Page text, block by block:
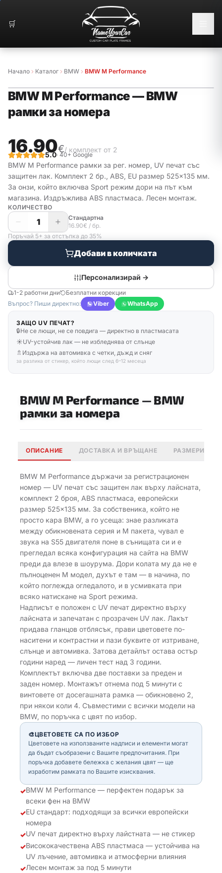
🛒
Начало Каталог BMW BMW M Performance
🔥 БЕСТСЕЛЪР
BMW M Performance—BMW
рамки за номера
16.90€/ комплект от 2
5.0· 40+ Google
BMW M Performance рамки за рег. номер, UV печат със
защитен лак. Комплект 2 бр., ABS, EU размер 525×135 мм.
За онзи, който включва Sport режим дори на път към
магазина. Издръжлива ABS пластмаса. Лесен монтаж.
КОЛИЧЕСТВО
1
Стандартна
16.90€ / бр.
Поръчай 5+ за отстъпка до 35%
Добави в количката
Персонализирай →
1-2 работни дни
Безплатни корекции
Въпрос? Пиши директно:
Viber WhatsApp
ЗАЩО UV ПЕЧАТ?
🔒Не се лющи, не се повдига — директно в пластмасата
☀️UV-устойчив лак — не избледнява от слънце
🚿 Издържа на автомивка с четки, дъжд и сняг
за разлика от стикер, който лющи след 6–12 месеца
BMW M Performance— BMW
рамки за номера
ОПИСАНИЕ ДОСТАВКА И ВРЪЩАНЕ РАЗМЕРИ
BMW M Performance държачи за регистрационен
номер — UV печат със защитен лак върху лайсната,
комплект 2 броя, ABS пластмаса, европейски
размер 525×135 мм. За собственика, който не
просто кара BMW, а го усеща: знае разликата
между обикновената серия и M пакета, чувал е
звука на S55 двигателя поне в сънищата си и е
прегледал всяка конфигурация на сайта на BMW
преди да влезе в шоурума. Дори колата му да не е
пълноценен M модел, духът е там — в начина, по
който поглежда огледалото, и в усмивката при
всяко натискане на Sport режима.
Надписът е положен с UV печат директно върху
лайсната и запечатан с прозрачен UV лак. Лакът
придава гланцов отблясък, прави цветовете по-
наситени и контрастни и пази буквите от изтриване,
слънце и автомивка. Затова детайлът остава остър
години наред — личен тест над 3 години.
Комплектът включва две поставки за преден и
заден номер. Монтажът отнема под 5 минути с
винтовете от досегашната рамка — обикновено 2,
при някои коли 4. Съвместими с всички модели на
BMW, по поръчка с цвят по избор.
🎨ЦВЕТОВЕТЕ СА ПО ИЗБОР
Цветовете на използваните надписи и елементи могат
да бъдат съобразени с Вашите предпочитания. При
поръчка добавете бележка с желания цвят — ще
изработим рамката по Вашите изисквания.
✓BMW M Performance — перфектен подарък за
всеки фен на BMW
✓EU стандарт: подходящи за всички европейски
номера
✓UV печат директно върху лайстната — не стикер
✓Висококачествена ABS пластмаса — устойчива на
UV лъчение, автомивка и атмосферни влияния
✓Лесен монтаж за под 5 минути